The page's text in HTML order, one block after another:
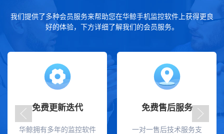
我们提供了多种会员服务来帮助您在华鲸手机监控软件上获得更良
好的体验，下方详细了解我们的会员服务。
免费更新迭代
华鲸拥有多年的监控软件
免费售后服务
一对一售后技术服务支